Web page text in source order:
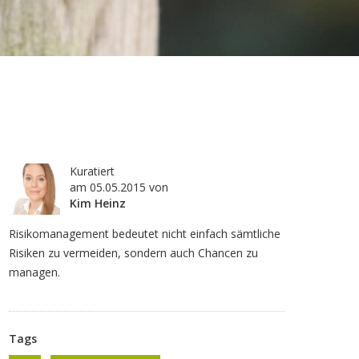
Kuratiert
am 05.05.2015 von
Kim Heinz
Risikomanagement bedeutet nicht einfach sämtliche
Risiken zu vermeiden, sondern auch Chancen zu
managen.
Tags